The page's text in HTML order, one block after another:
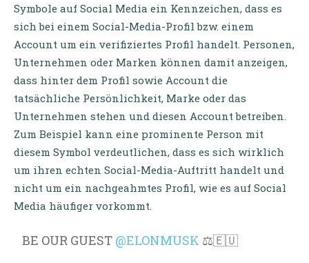
Symbole auf Social Media ein Kennzeichen, dass es
sich bei einem Social-Media-Profil bzw. einem
Account um ein verifiziertes Profil handelt. Personen,
Unternehmen oder Marken können damit anzeigen,
dass hinter dem Profil sowie Account die
tatsächliche Persönlichkeit, Marke oder das
Unternehmen stehen und diesen Account betreiben.
Zum Beispiel kann eine prominente Person mit
diesem Symbol verdeutlichen, dass es sich wirklich
um ihren echten Social-Media-Auftritt handelt und
nicht um ein nachgeahmtes Profil, wie es auf Social
Media häufiger vorkommt.
BE OUR GUEST @ELONMUSK ⚖️🇪🇺